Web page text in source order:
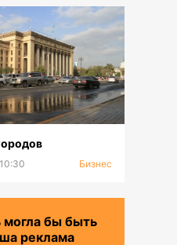
Бизнес
могла бы быть
реклама